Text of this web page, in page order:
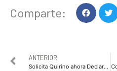
Comparte:
ANTERIOR
Solicita Quirino ahora Declaración de Zona de Desastre